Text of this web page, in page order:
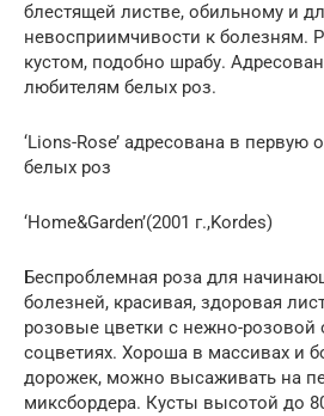
блестящей листве, обильному и
невосприимчивости к болезням.
кустом, подобно шрабу.
любителям белых роз.
‘Lions-Rose’ адресована в первую
белых роз
‘Home&Garden’(2001 г.,Kordes)
Беспроблемная роза для
болезней, красивая, здоровая
розовые цветки с нежно-розовой
соцветиях. Хороша в массивах и
дорожек, можно высаживать на
миксбордера. Кусты высотой до